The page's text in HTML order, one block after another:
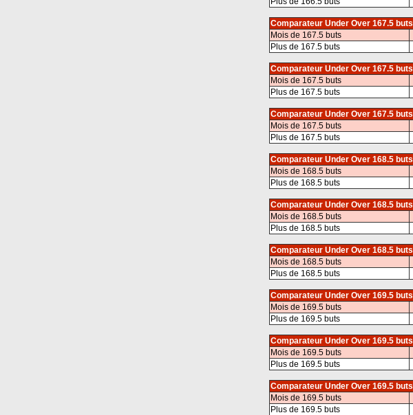
Comparateur Under Over 167.5 buts
Mois de 167.5 buts
Plus de 167.5 buts
Comparateur Under Over 167.5 buts
Mois de 167.5 buts
Plus de 167.5 buts
Comparateur Under Over 167.5 buts
Mois de 167.5 buts
Plus de 167.5 buts
Comparateur Under Over 168.5 buts
Mois de 168.5 buts
Plus de 168.5 buts
Comparateur Under Over 168.5 buts
Mois de 168.5 buts
Plus de 168.5 buts
Comparateur Under Over 168.5 buts
Mois de 168.5 buts
Plus de 168.5 buts
Comparateur Under Over 169.5 buts
Mois de 169.5 buts
Plus de 169.5 buts
Comparateur Under Over 169.5 buts
Mois de 169.5 buts
Plus de 169.5 buts
Comparateur Under Over 169.5 buts
Mois de 169.5 buts
Plus de 169.5 buts